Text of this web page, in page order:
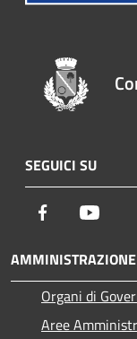
SEGUICI SU
Facebook
AMMINISTRAZIONE
Organi di
Aree